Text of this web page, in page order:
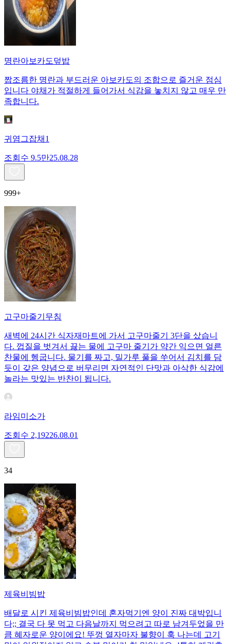
명란아보카도덮밥
짭조름한 명란과 부드러운 아보카도의 조합으로 즐거운 점심
입니다 야채가 적절하게 들어가서 식감을 놓치지 않고 매우 만
족합니다.
귀염그잡채1
조회수 9.5만25.08.28
999+
고구마줄기무침
새벽에 24시간 식자재마트에 가서 고구마줄기 3단을 샀습니
다. 껍질을 벗겨서 끓는 물에 고구마 줄기가 약간 익으면 얼른
찬물에 헹굽니다. 물기를 짜고, 밀가루 풀을 쑤어서 김치를 담
듯이 갖은 양념으로 버무리면 자연적인 단맛과 아삭한 식감에
놀라는 맛있는 반찬이 됩니다.
라임미소가
조회수 2,19226.08.01
34
제육비빔밥
배달로 시킨 제육비빔밥인데 혼자먹기엔 양이 진짜 대박입니
다;; 결국 다 못 먹고 다음날까지 먹으려고 따로 남겨두었을 만
큼 혜자로운 양이에요! 뚜껑 열자마자 불향이 훅 나는데 고기